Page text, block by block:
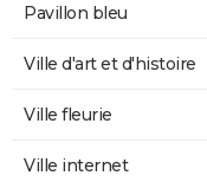
Pavillon bleu
Ville d'art et d'histoire
Ville fleurie
Ville internet